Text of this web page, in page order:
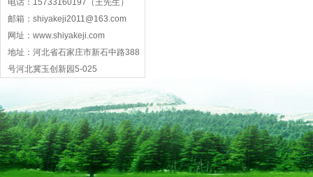
电话：15733160197（王先生）
邮箱：shiyakeji2011@163.com
网址：www.shiyakeji.com
地址：河北省石家庄市新石中路388
号河北冀玉创新园5-025